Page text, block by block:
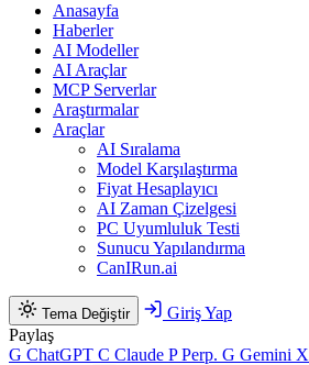
Anasayfa
Haberler
AI Modeller
AI Araçlar
MCP Serverlar
Araştırmalar
Araçlar
AI Sıralama
Model Karşılaştırma
Fiyat Hesaplayıcı
AI Zaman Çizelgesi
PC Uyumluluk Testi
Sunucu Yapılandırma
CanIRun.ai
Tema Değiştir
Giriş Yap
Paylaş
G ChatGPT C Claude P Perp. G Gemini X